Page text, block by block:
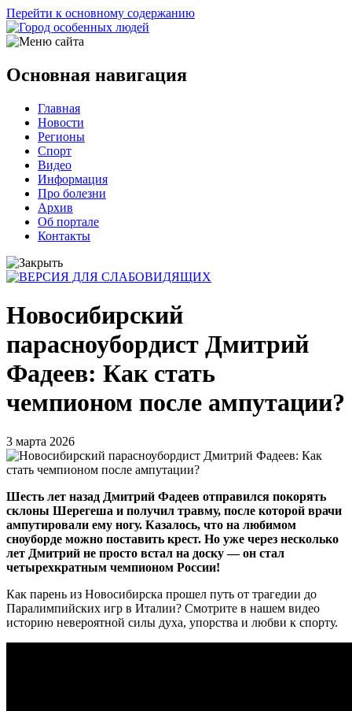
Перейти к основному содержанию
Основная навигация
Главная
Новости
Регионы
Спорт
Видео
Информация
Про болезни
Архив
Об портале
Контакты
Новосибирский
парасноубордист Дмитрий
Фадеев: Как стать
чемпионом после ампутации?
3 марта 2026
Шесть лет назад Дмитрий Фадеев отправился покорять
склоны Шерегеша и получил травму, после которой врачи
ампутировали ему ногу. Казалось, что на любимом
сноуборде можно поставить крест. Но уже через несколько
лет Дмитрий не просто встал на доску — он стал
четырехкратным чемпионом России!
Как парень из Новосибирска прошел путь от трагедии до
Паралимпийских игр в Италии? Смотрите в нашем видео
историю невероятной силы духа, упорства и любви к спорту.